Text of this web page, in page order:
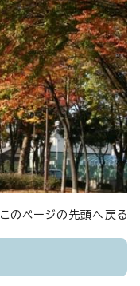
このページの先頭へ戻る